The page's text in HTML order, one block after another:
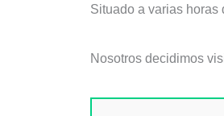
Situado a varias
Nosotros decidimos